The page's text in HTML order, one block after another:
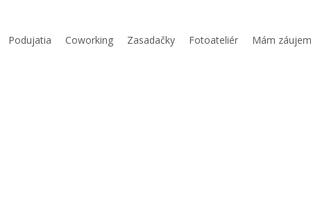
Podujatia Coworking Zasadačky Fotoateliér Mám záujem